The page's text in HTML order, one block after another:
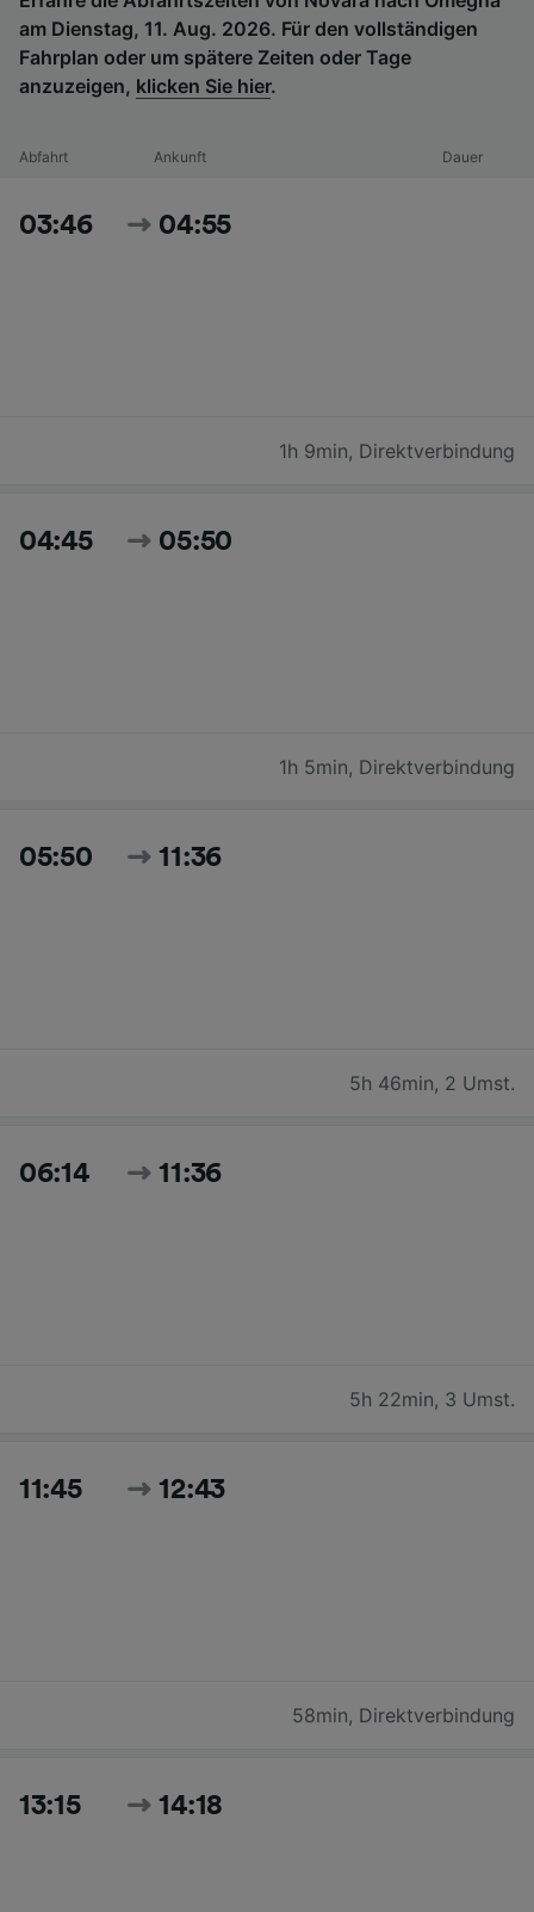
am Dienstag, 11. Aug. 2026. Für den vollständigen
Fahrplan oder um spätere Zeiten oder Tage
anzuzeigen, klicken Sie hier.
Abfahrt Ankunft Dauer
03:46 04:55
1h 9min, Direktverbindung
04:45 05:50
1h 5min, Direktverbindung
05:50 11:36
5h 46min, 2 Umst.
06:14 11:36
5h 22min, 3 Umst.
11:45 12:43
58min, Direktverbindung
13:15 14:18